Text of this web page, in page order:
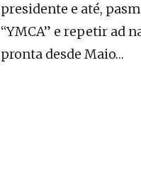
presidente e até,
“YMCA” e repetir ad
pronta desde Maio…